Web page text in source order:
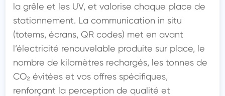
la grêle et les UV, et valorise chaque place de
stationnement. La communication in situ
(totems, écrans, QR codes) met en avant
l’électricité renouvelable produite sur place, le
nombre de kilomètres rechargés, les tonnes de
CO₂ évitées et vos offres spécifiques,
renforçant la perception de qualité et